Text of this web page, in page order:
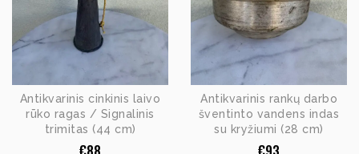
Antikvarinis cinkinis laivo
rūko ragas / Signalinis
trimitas (44 cm)
Antikvarinis rankų darbo
šventinto vandens indas
su kryžiumi (28 cm)